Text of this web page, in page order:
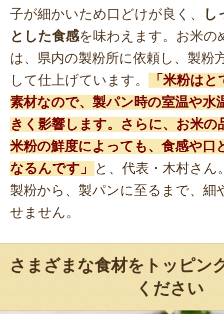
子が細かいため口どけが良く、
し
とした食感を味わえます。お米の
は、県内の製粉所に依頼し、製粉
して仕上げています。
「米粉は
素材なので、製パン時の室温や水
きく影響します。さらに、お米の
米粉の鮮度によっても、食感や口
なるんです」
と、代表・木村さん
製粉から、製パンに至るまで、細
せません。
さまざまな食材をトッピン
ください